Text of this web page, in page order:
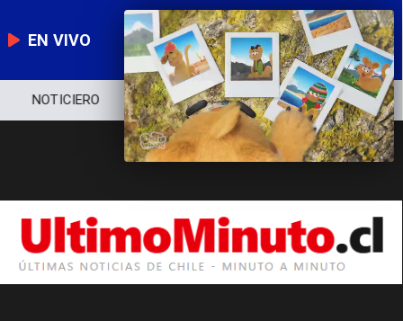
EN VIVO
NOTICIERO POLÍTICA ECONOMÍA